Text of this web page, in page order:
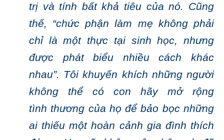
trị và tính bất khả tiêu của nó. Cũng
thế, “chức phận làm mẹ không phải
chỉ là một thực tại sinh học, nhưng
được phát biểu nhiều cách khác
nhau”. Tôi khuyến khích những người
không thể có con hãy mở rộng
tình thương của họ để bảo bọc những
ai thiếu một hoàn cảnh gia đình thích